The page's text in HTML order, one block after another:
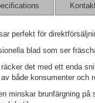
perfekt för
blad som ser
det med ett enda
både konsumenter och
minskar brunfärgning